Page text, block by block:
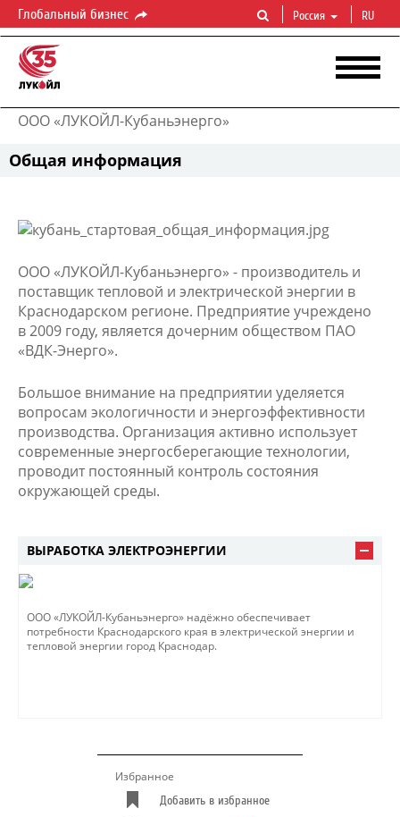
Глобальный бизнес Россия RU
ООО «ЛУКОЙЛ-Кубаньэнерго»
Общая информация
ООО «ЛУКОЙЛ-Кубаньэнерго» - производитель и
поставщик тепловой и электрической энергии в
Краснодарском регионе. Предприятие учреждено
в 2009 году, является дочерним обществом ПАО
«ВДК-Энерго».
Большое внимание на предприятии уделяется
вопросам экологичности и энергоэффективности
производства. Организация активно использует
современные энергосберегающие технологии,
проводит постоянный контроль состояния
окружающей среды.
ВЫРАБОТКА ЭЛЕКТРОЭНЕРГИИ
ООО «ЛУКОЙЛ-Кубаньэнерго» надёжно обеспечивает
потребности Краснодарского края в электрической энергии и
тепловой энергии город Краснодар.
Избранное
Добавить в избранное